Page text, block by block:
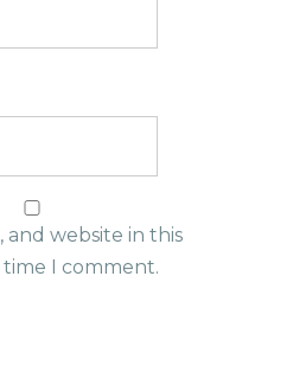
and website in this
I comment.